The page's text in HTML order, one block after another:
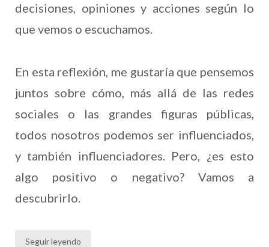
decisiones, opiniones y acciones según lo
que vemos o escuchamos.
En esta reflexión, me gustaría que pensemos
juntos sobre cómo, más allá de las redes
sociales o las grandes figuras públicas,
todos nosotros podemos ser influenciados,
y también influenciadores. Pero, ¿es esto
algo positivo o negativo? Vamos a
descubrirlo.
Seguir leyendo